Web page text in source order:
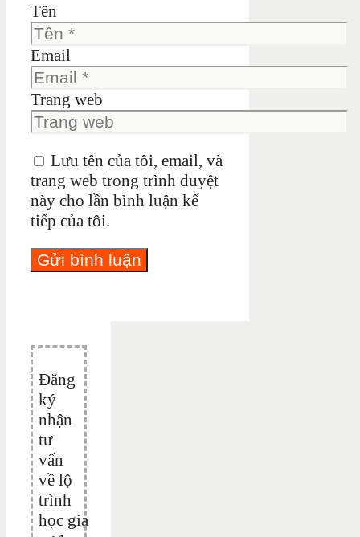
Tên
Email
Trang web
Lưu tên của tôi, email, và
trang web trong trình duyệt
này cho lần bình luận kế
tiếp của tôi.
Đăng
ký
nhận
tư
vấn
về lộ
trình
học gia